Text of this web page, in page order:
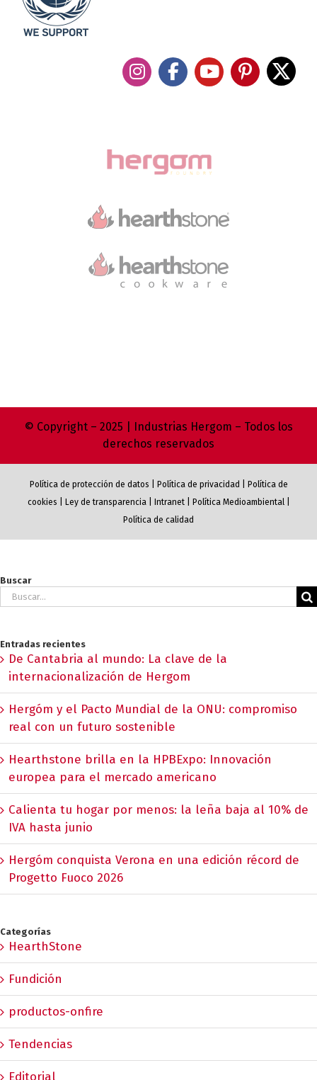
© Copyright – 2025 | Industrias Hergom – Todos los
derechos reservados
Política de protección de datos Política de privacidad
Política de
cookies
Ley de transparencia| Intranet| Política Medioambiental|
Política de calidad
Buscar
Buscar:
Entradas recientes
De Cantabria al mundo: La clave de la
internacionalización de Hergom
Hergóm y el Pacto Mundial de la ONU: compromiso
real con un futuro sostenible
Hearthstone brilla en la HPBExpo: Innovación
europea para el mercado americano
Calienta tu hogar por menos: la leña baja al 10% de
IVA hasta junio
Hergóm conquista Verona en una edición récord de
Progetto Fuoco 2026
Categorías
HearthStone
Fundición
productos-onfire
Tendencias
Editorial